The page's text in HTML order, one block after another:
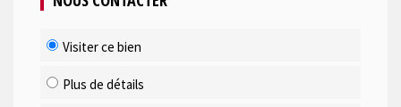
Visiter ce bien
Plus de détails